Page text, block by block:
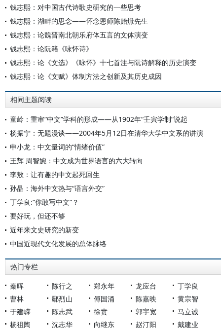
钱志熙：对中国古代诗歌史研究的一些思考
钱志熙：湖畔的思念——怀念恩师陈贻焮先生
钱志熙：论魏晋南北朝乐府体五言的文体演变
钱志熙：论阮籍《咏怀诗》
钱志熙：论《文选》《咏怀》十七首注与阮诗解释的历史演变
钱志熙：论《文赋》体制方法之创新及其历史成因
相同主题阅读
童岭：重审“中文”学科的形成——从1902年“壬寅学制”说起
杨振宁：无题漫谈——2004年5月12日在清华大学中文系的讲演
申小龙：中文量词的“情绪价值”
王辉 周智婉：中文成为世界语言的六大转向
李敖：让有趣的中文起死回生
孙晶：海外中文热与“语言外交”
丁学良:“你敢写中文”？
要好玩，但还不够
近年来文史研究的新变
中国近现代文化发展的总体脉络
热门专栏
秦晖 陈行之 郑永年 龙应台
丁学良
曹林
鄢烈山 傅国涌 陈嘉映
黄宗智
于建嵘
陈志武 徐贲 郭宇宽
马立诚
杨祖陶
沈志华 向继东 赵汀阳 戴建业